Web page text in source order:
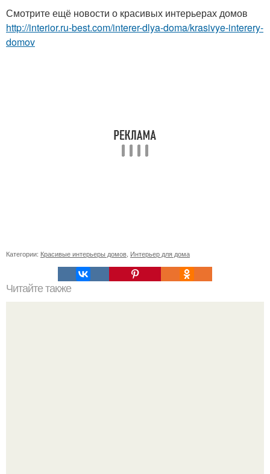
Смотрите ещё новости о красивых интерьерах домов
http://interior.ru-best.com/interer-dlya-doma/krasivye-interery-
domov
Категории: Красивые интерьеры домов Интерьер для дома
Читайте также